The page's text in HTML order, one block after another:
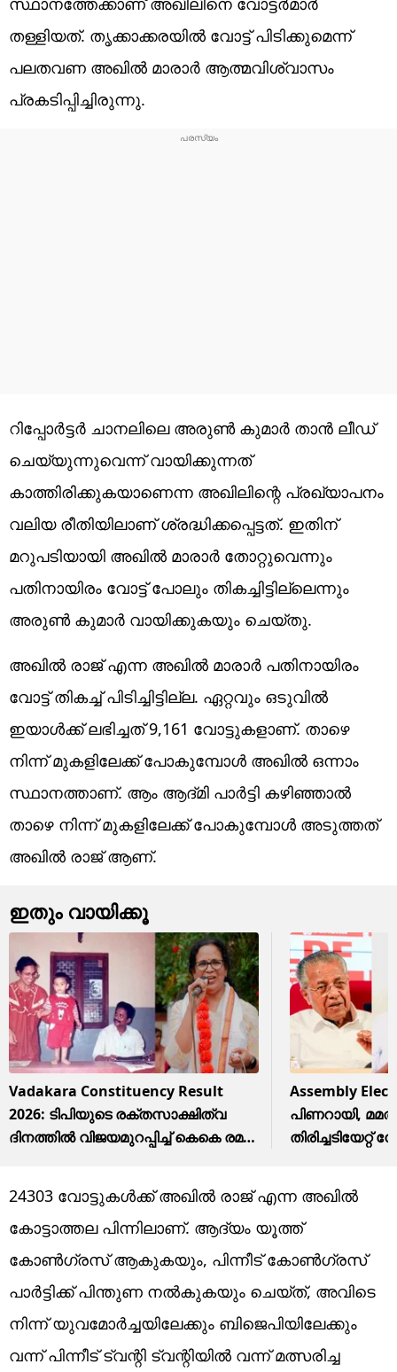
തള്ളിയത്. തൃക്കാക്കരയില്‍ വോട്ട് പിടിക്കുമെന്ന്
പലതവണ അഖില്‍ മാരാര്‍ ആത്മവിശ്വാസം
പ്രകടിപ്പിച്ചിരുന്നു.
റിപ്പോര്‍ട്ടര്‍ ചാനലിലെ അരുണ്‍ കുമാര്‍ താന്‍ ലീഡ്
ചെയ്യുന്നുവെന്ന് വായിക്കുന്നത്
കാത്തിരിക്കുകയാണെന്ന അഖിലിന്റെ പ്രഖ്യാപനം
വലിയ രീതിയിലാണ് ശ്രദ്ധിക്കപ്പെട്ടത്. ഇതിന്
മറുപടിയായി അഖില്‍ മാരാര്‍ തോറ്റുവെന്നും
പതിനായിരം വോട്ട് പോലും തികച്ചിട്ടില്ലെന്നും
അരുണ്‍ കുമാര്‍ വായിക്കുകയും ചെയ്തു.
അഖില്‍ രാജ് എന്ന അഖില്‍ മാരാര്‍ പതിനായിരം
വോട്ട് തികച്ച് പിടിച്ചിട്ടില്ല. ഏറ്റവും ഒടുവില്‍
ഇയാള്‍ക്ക് ലഭിച്ചത് 9,161 വോട്ടുകളാണ്. താഴെ
നിന്ന് മുകളിലേക്ക് പോകുമ്പോള്‍ അഖില്‍ ഒന്നാം
സ്ഥാനത്താണ്. ആം ആദ്മി പാര്‍ട്ടി കഴിഞ്ഞാല്‍
താഴെ നിന്ന് മുകളിലേക്ക് പോകുമ്പോള്‍ അടുത്തത്
അഖില്‍ രാജ് ആണ്.
ഇതും വായിക്കൂ
Vadakara Constituency Result
2026: ടിപിയുടെ രക്തസാക്ഷിത്വ
ദിനത്തില്‍ വിജയമുറപ്പിച്ച് കെകെ രമ;
Assembly
പിണറായി,
24303 വോട്ടുകള്‍ക്ക് അഖില്‍ രാജ് എന്ന അഖില്‍
കോട്ടാത്തല പിന്നിലാണ്. ആദ്യം യൂത്ത്
കോണ്‍ഗ്രസ് ആകുകയും, പിന്നീട് കോണ്‍ഗ്രസ്
പാര്‍ട്ടിക്ക് പിന്തുണ നല്‍കുകയും ചെയ്ത്, അവിടെ
നിന്ന് യുവമോര്‍ച്ചയിലേക്കും ബിജെപിയിലേക്കും
വന്ന് പിന്നീട് ട്വന്റി ട്വന്റിയില്‍ വന്ന് മത്സരിച്ച